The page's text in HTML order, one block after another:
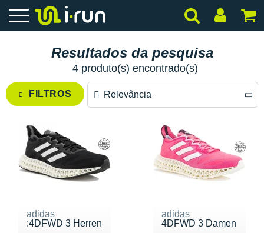
Resultados da pesquisa
4 produto(s) encontrado(s)
FILTROS Relevância
Preço decrescente
Preço crescente
adidas
:4DFWD 3 Herren
adidas
4DFWD 3 Damen